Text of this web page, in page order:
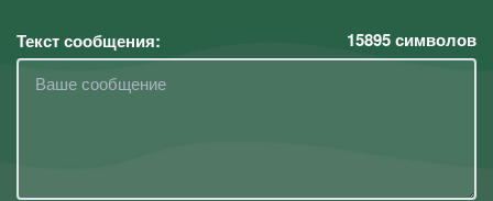
Текст сообщения: 15895символов